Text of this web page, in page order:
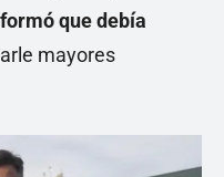
que debía
mayores